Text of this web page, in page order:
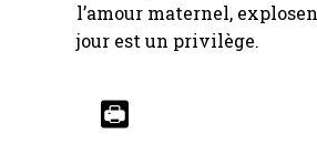
l’amour maternel,
jour est un privilège.